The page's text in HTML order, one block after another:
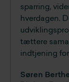
sparring,
hverdagen.
tættere
indtjening
Søren